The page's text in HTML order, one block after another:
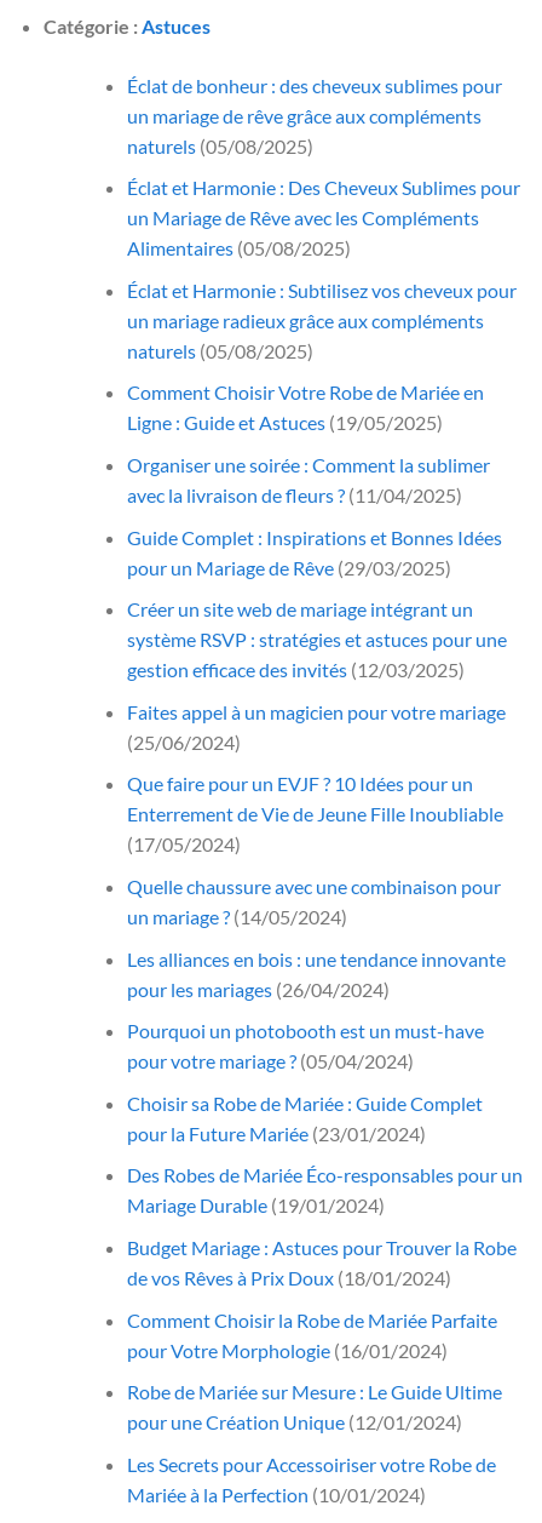
Catégorie : Astuces
Éclat de bonheur : des cheveux sublimes pour
un mariage de rêve grâce aux compléments
naturels(05/08/2025)
Éclat et Harmonie : Des Cheveux Sublimes pour
un Mariage de Rêve avec les Compléments
Alimentaires(05/08/2025)
Éclat et Harmonie : Subtilisez vos cheveux pour
un mariage radieux grâce aux compléments
naturels(05/08/2025)
Comment Choisir Votre Robe de Mariée en
Ligne : Guide et Astuces(19/05/2025)
Organiser une soirée : Comment la sublimer
avec la livraison de fleurs ?(11/04/2025)
Guide Complet : Inspirations et Bonnes Idées
pour un Mariage de Rêve(29/03/2025)
Créer un site web de mariage intégrant un
système RSVP : stratégies et astuces pour une
gestion efficace des invités(12/03/2025)
Faites appel à un magicien pour votre mariage
(25/06/2024)
Que faire pour un EVJF ? 10 Idées pour un
Enterrement de Vie de Jeune Fille Inoubliable
(17/05/2024)
Quelle chaussure avec une combinaison pour
un mariage ?(14/05/2024)
Les alliances en bois : une tendance innovante
pour les mariages(26/04/2024)
Pourquoi un photobooth est un must-have
pour votre mariage ?(05/04/2024)
Choisir sa Robe de Mariée : Guide Complet
pour la Future Mariée(23/01/2024)
Des Robes de Mariée Éco-responsables pour un
Mariage Durable(19/01/2024)
Budget Mariage : Astuces pour Trouver la Robe
de vos Rêves à Prix Doux(18/01/2024)
Comment Choisir la Robe de Mariée Parfaite
pour Votre Morphologie(16/01/2024)
Robe de Mariée sur Mesure : Le Guide Ultime
pour une Création Unique(12/01/2024)
Les Secrets pour Accessoiriser votre Robe de
Mariée à la Perfection (10/01/2024)